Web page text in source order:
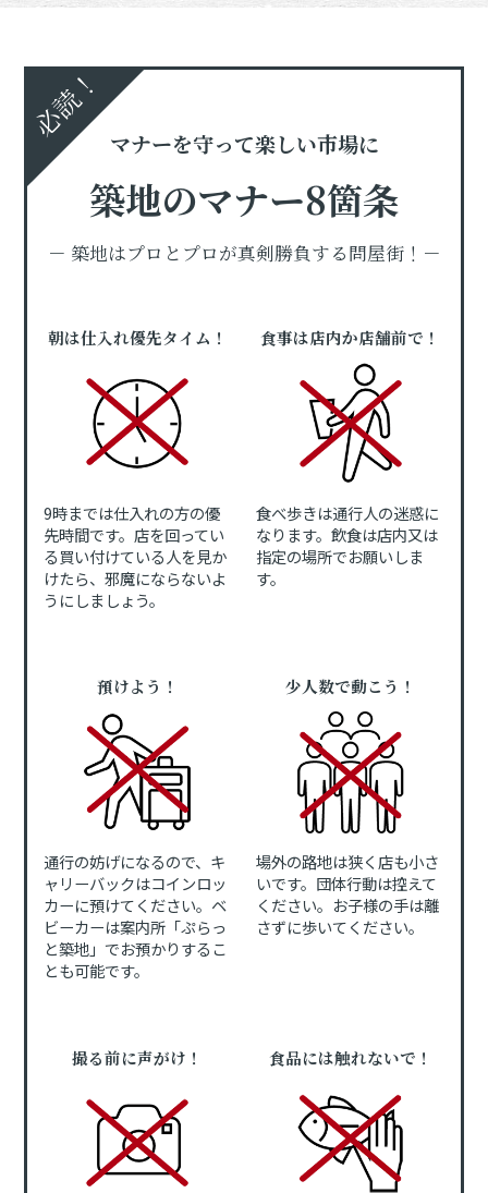
必読！
マナーを守って楽しい市場に
築地のマナー8箇条
－ 築地はプロとプロが真剣勝負する問屋街！－
朝は仕入れ優先タイム！
9時までは仕入れの方の優
先時間です。店を回ってい
る買い付けている人を見か
けたら、邪魔にならないよ
うにしましょう。
食事は店内か店舗前で！
食べ歩きは通行人の迷惑に
なります。飲食は店内又は
指定の場所でお願いしま
す。
預けよう！
通行の妨げになるので、キ
ャリーバックはコインロッ
カーに預けてください。ベ
ビーカーは案内所「ぷらっ
と築地」でお預かりするこ
とも可能です。
少人数で動こう！
場外の路地は狭く店も小さ
いです。団体行動は控えて
ください。お子様の手は離
さずに歩いてください。
撮る前に声がけ！ 食品には触れないで！